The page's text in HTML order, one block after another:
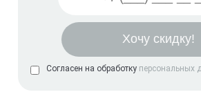
Согласен на обработку персональных